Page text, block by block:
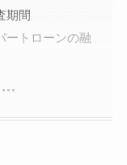
期間
ートローンの融